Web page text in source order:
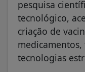
pesquisa
tecnológico,
criação de
tecnologias